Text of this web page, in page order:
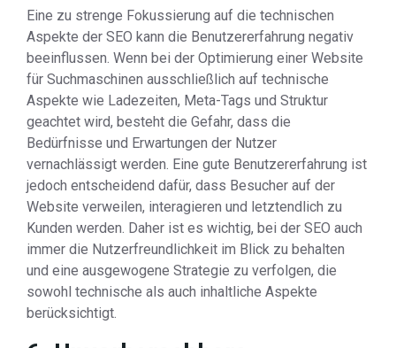
Eine zu strenge Fokussierung auf die technischen
Aspekte der SEO kann die Benutzererfahrung negativ
beeinflussen. Wenn bei der Optimierung einer Website
für Suchmaschinen ausschließlich auf technische
Aspekte wie Ladezeiten, Meta-Tags und Struktur
geachtet wird, besteht die Gefahr, dass die
Bedürfnisse und Erwartungen der Nutzer
vernachlässigt werden. Eine gute Benutzererfahrung ist
jedoch entscheidend dafür, dass Besucher auf der
Website verweilen, interagieren und letztendlich zu
Kunden werden. Daher ist es wichtig, bei der SEO auch
immer die Nutzerfreundlichkeit im Blick zu behalten
und eine ausgewogene Strategie zu verfolgen, die
sowohl technische als auch inhaltliche Aspekte
berücksichtigt.